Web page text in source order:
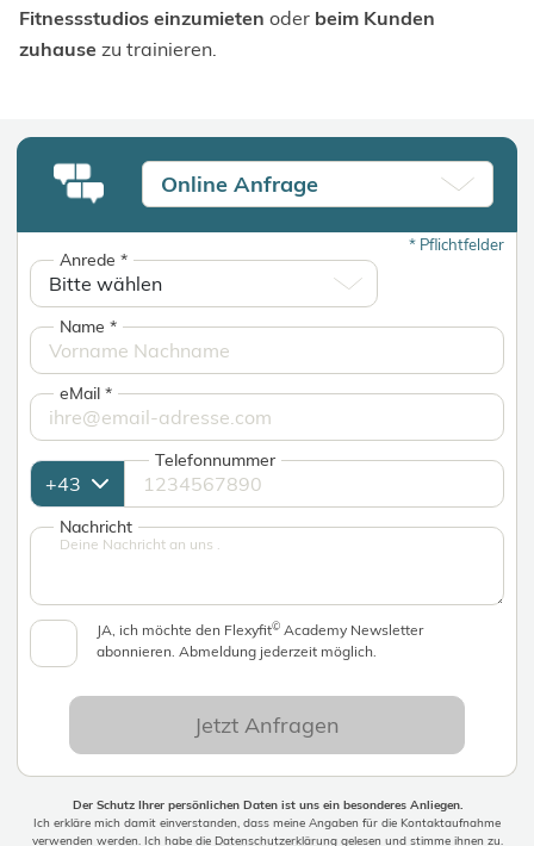
Fitnessstudios einzumieten oder beim Kunden
zuhause zu trainieren.
Online Anfrage
*Pflichtfelder
Anrede*
Name*
eMail*
Telefonnummer
Nachricht
JA, ich möchte den Flexyfit© Academy Newsletter
abonnieren. Abmeldung jederzeit möglich.
Jetzt Anfragen
Der Schutz Ihrer persönlichen Daten ist uns ein besonderes Anliegen.
Ich erkläre mich damit einverstanden, dass meine Angaben für die Kontaktaufnahme
verwenden werden. Ich habe die Datenschutzerklärunggelesen und stimme ihnen zu.